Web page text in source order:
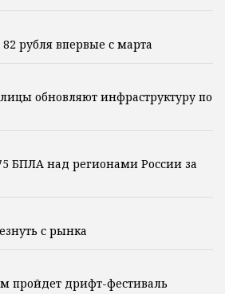
рубля впервые с марта
обновляют инфраструктуру по
БПЛА над регионами России за
с рынка
пройдет дрифт-фестиваль